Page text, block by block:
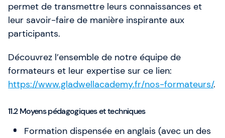
permet de transmettre leurs connaissances et
leur savoir-faire de manière inspirante aux
participants.
Découvrez l’ensemble de notre équipe de
formateurs et leur expertise sur ce lien:
https://www.gladwellacademy.fr/nos-formateurs/.
11.2 Moyens pédagogiques et techniques
Formation dispensée en anglais (avec un des